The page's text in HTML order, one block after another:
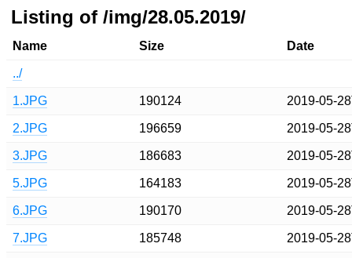
Listing of /img/28.05.2019/
Name Size Date
../
1.JPG 190124 2019-05-
2.JPG 196659 2019-05-
3.JPG 186683 2019-05-
5.JPG 164183 2019-05-
6.JPG 190170 2019-05-
7.JPG 185748 2019-05-